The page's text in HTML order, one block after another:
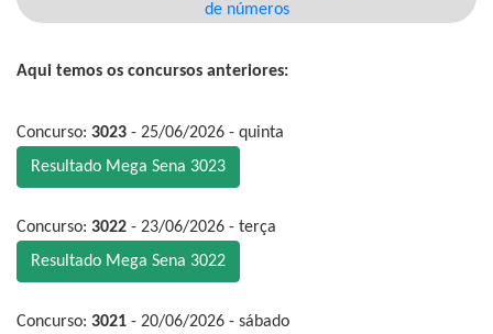
de números
Aqui temos os concursos anteriores:
Concurso: 3023 - 25/06/2026 - quinta
Resultado Mega Sena 3023
Concurso: 3022 - 23/06/2026 - terça
Resultado Mega Sena 3022
Concurso: 3021 - 20/06/2026 - sábado